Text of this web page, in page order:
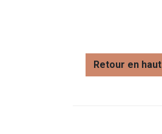
Retour en haut